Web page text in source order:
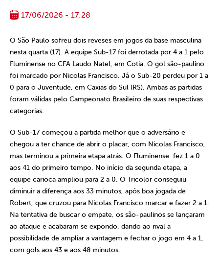
17/06/2026 - 17:28
O São Paulo sofreu dois reveses em jogos da base masculina
nesta quarta (17). A equipe Sub-17 foi derrotada por 4 a 1 pelo
Fluminense no CFA Laudo Natel, em Cotia. O gol são-paulino
foi marcado por Nicolas Francisco. Já o Sub-20 perdeu por 1 a
0 para o Juventude, em Caxias do Sul (RS). Ambas as partidas
foram válidas pelo Campeonato Brasileiro de suas respectivas
categorias.
O Sub-17 começou a partida melhor que o adversário e
chegou a ter chance de abrir o placar, com Nicolas Francisco,
mas terminou a primeira etapa atrás. O Fluminense fez 1 a 0
aos 41 do primeiro tempo. No início da segunda etapa, a
equipe carioca ampliou para 2 a 0. O Tricolor conseguiu
diminuir a diferença aos 33 minutos, após boa jogada de
Robert, que cruzou para Nicolas Francisco marcar e fazer 2 a 1.
Na tentativa de buscar o empate, os são-paulinos se lançaram
ao ataque e acabaram se expondo, dando ao rival a
possibilidade de ampliar a vantagem e fechar o jogo em 4 a 1,
com gols aos 43 e aos 48 minutos.